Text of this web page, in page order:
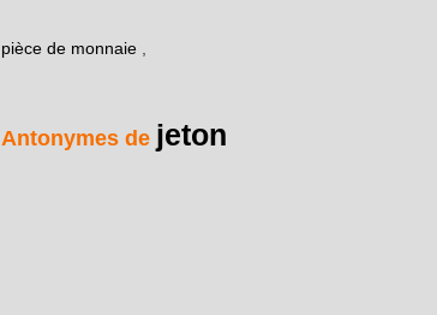
pièce de monnaie
Antonymes de jeton